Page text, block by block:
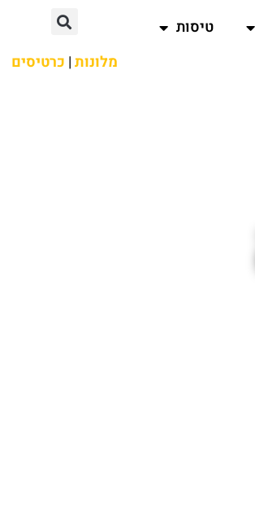
טיסות
מלונות| כרטיסים